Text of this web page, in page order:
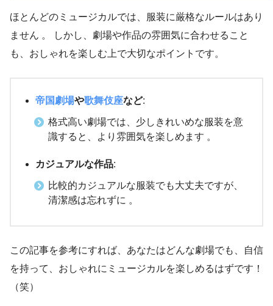
ほとんどのミュージカルでは、服装に厳格なルールはあり
ません 。 しかし、劇場や作品の雰囲気に合わせること
も、おしゃれを楽しむ上で大切なポイントです。
帝国劇場や歌舞伎座など:
格式高い劇場では、少しきれいめな服装を意
識すると、より雰囲気を楽しめます 。
カジュアルな作品:
比較的カジュアルな服装でも大丈夫ですが、
清潔感は忘れずに 。
この記事を参考にすれば、あなたはどんな劇場でも、自信
を持って、おしゃれにミュージカルを楽しめるはずです！
（笑）